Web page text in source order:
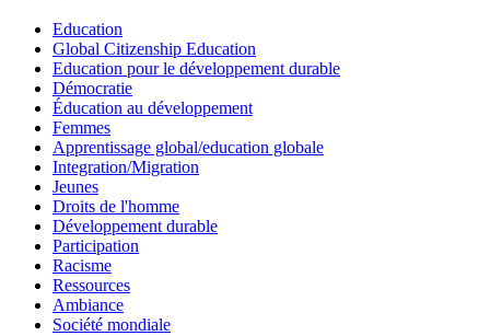
Education
Global Citizenship Education
Education pour le développement durable
Démocratie
Éducation au développement
Femmes
Apprentissage global/education globale
Integration/Migration
Jeunes
Droits de l'homme
Développement durable
Participation
Racisme
Ressources
Ambiance
Société mondiale